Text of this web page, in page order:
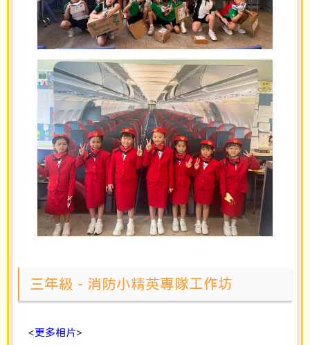
三年級 - 消防小精英專隊工作坊
<更多相片>